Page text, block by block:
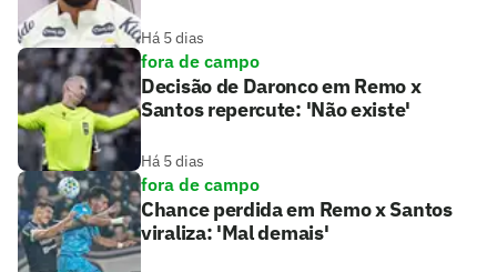
Há 5 dias
fora de campo
Decisão de Daronco em Remo x
Santos repercute: 'Não existe'
Há 5 dias
fora de campo
Chance perdida em Remo x Santos
viraliza: 'Mal demais'